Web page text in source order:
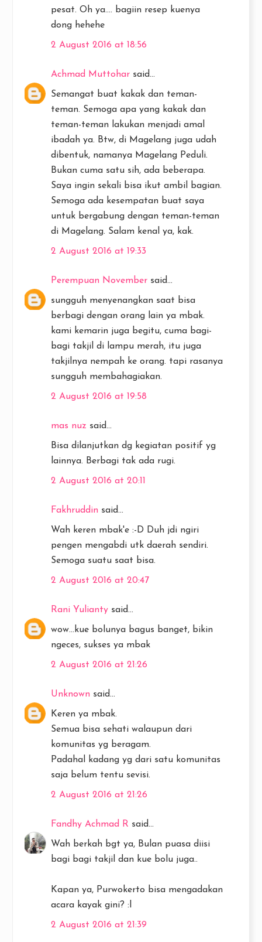
pesat. Oh ya.... bagiin resep kuenya
dong hehehe
2 August 2016 at 18:56
Achmad Muttohar said...
Semangat buat kakak dan teman-
teman. Semoga apa yang kakak dan
teman-teman lakukan menjadi amal
ibadah ya. Btw, di Magelang juga udah
dibentuk, namanya Magelang Peduli.
Bukan cuma satu sih, ada beberapa.
Saya ingin sekali bisa ikut ambil bagian.
Semoga ada kesempatan buat saya
untuk bergabung dengan teman-teman
di Magelang. Salam kenal ya, kak.
2 August 2016 at 19:33
Perempuan November said...
sungguh menyenangkan saat bisa
berbagi dengan orang lain ya mbak.
kami kemarin juga begitu, cuma bagi-
bagi takjil di lampu merah, itu juga
takjilnya nempah ke orang. tapi rasanya
sungguh membahagiakan.
2 August 2016 at 19:58
mas nuz said...
Bisa dilanjutkan dg kegiatan positif yg
lainnya. Berbagi tak ada rugi.
2 August 2016 at 20:11
Fakhruddin said...
Wah keren mbak'e :-D Duh jdi ngiri
pengen mengabdi utk daerah sendiri.
Semoga suatu saat bisa.
2 August 2016 at 20:47
Rani Yulianty said...
wow...kue bolunya bagus banget, bikin
ngeces, sukses ya mbak
2 August 2016 at 21:26
Unknown said...
Keren ya mbak.
Semua bisa sehati walaupun dari
komunitas yg beragam.
Padahal kadang yg dari satu komunitas
saja belum tentu sevisi.
2 August 2016 at 21:26
Fandhy Achmad R said...
Wah berkah bgt ya, Bulan puasa diisi
bagi bagi takjil dan kue bolu juga..
Kapan ya, Purwokerto bisa mengadakan
acara kayak gini? :l
2 August 2016 at 21:39